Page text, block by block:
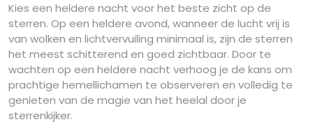
Kies een heldere nacht voor het beste zicht op de
sterren. Op een heldere avond, wanneer de lucht vrij is
van wolken en lichtvervuiling minimaal is, zijn de sterren
het meest schitterend en goed zichtbaar. Door te
wachten op een heldere nacht verhoog je de kans om
prachtige hemellichamen te observeren en volledig te
genieten van de magie van het heelal door je
sterrenkijker.